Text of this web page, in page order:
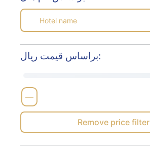
براساس قیمت ریال:
—
Remove price filter